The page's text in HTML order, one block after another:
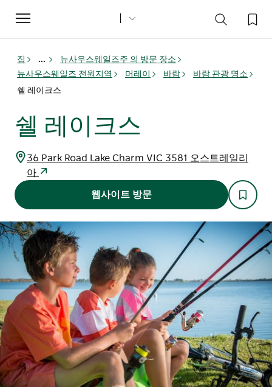
Toggle
navigation
집 ...
뉴사우스웨일즈주 의 방문 장소
뉴사우스웨일즈 전원지역
머레이 바람
바람 관광 명소
쉘 레이크스
쉘 레이크스
36 Park Road Lake Charm VIC 3581 오스트레일리
아
웹사이트 방문